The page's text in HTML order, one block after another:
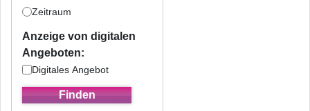
Zeitraum
Anzeige von digitalen
Angeboten:
Digitales Angebot